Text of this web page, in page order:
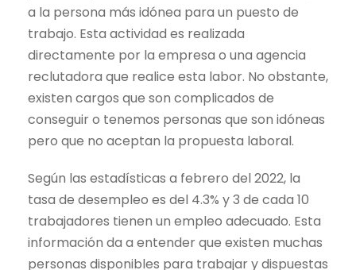
a la persona más idónea para un puesto de
trabajo. Esta actividad es realizada
directamente por la empresa o una agencia
reclutadora que realice esta labor. No obstante,
existen cargos que son complicados de
conseguir o tenemos personas que son idóneas
pero que no aceptan la propuesta laboral.
Según las estadísticas a febrero del 2022, la
tasa de desempleo es del 4.3% y 3 de cada 10
trabajadores tienen un empleo adecuado. Esta
información da a entender que existen muchas
personas disponibles para trabajar y dispuestas